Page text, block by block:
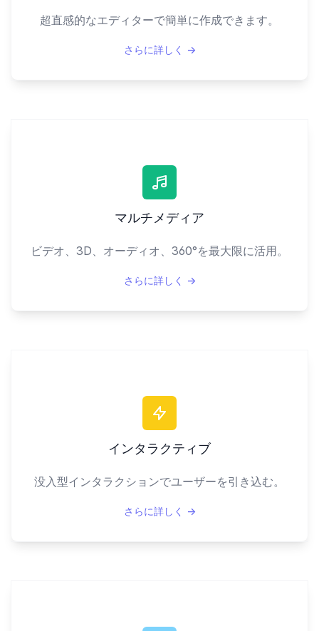
超直感的なエディターで簡単に作成できます。
さらに詳しく →
マルチメディア
ビデオ、3D、オーディオ、360°を最大限に活用。
さらに詳しく →
インタラクティブ
没入型インタラクションでユーザーを引き込む。
さらに詳しく →